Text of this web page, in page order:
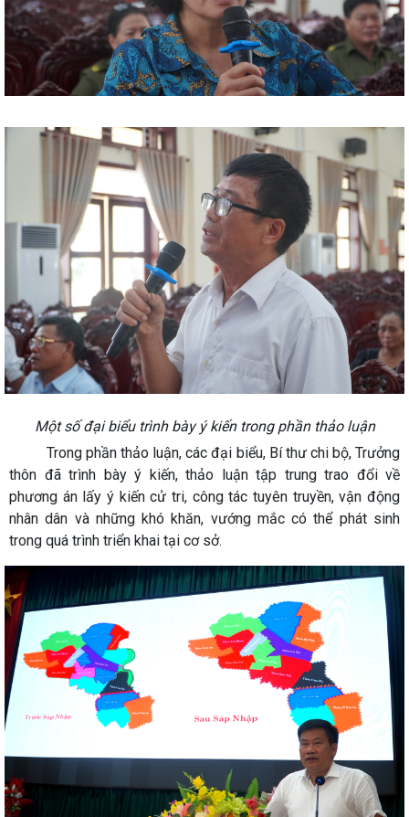
Một số đại biểu trình bày ý kiến trong phần thảo luận
Trong phần thảo luận, các đại biểu, Bí thư chi bộ, Trưởng
thôn đã trình bày ý kiến, thảo luận tập trung trao đổi về
phương án lấy ý kiến cử tri, công tác tuyên truyền, vận động
nhân dân và những khó khăn, vướng mắc có thể phát sinh
trong quá trình triển khai tại cơ sở.